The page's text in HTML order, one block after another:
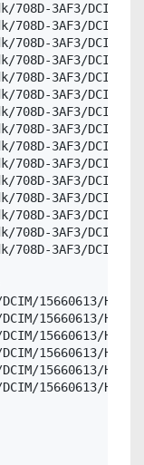
3AF3/DCIM/
3AF3/DCIM/
3AF3/DCIM/
3AF3/DCIM/
3AF3/DCIM/
3AF3/DCIM/
3AF3/DCIM/
3AF3/DCIM/
3AF3/DCIM/
3AF3/DCIM/
3AF3/DCIM/
3AF3/DCIM/
3AF3/DCIM/
3AF3/DCIM/
3AF3/DCIM/
15660613/
15660613/
15660613/
15660613/
15660613/
15660613/